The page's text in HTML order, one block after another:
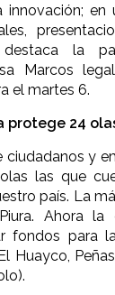
en
la
Marcos
el martes 6.
protege 24
ciudadanos y
las que
país. La
Ahora la
fondos para
Huayco,